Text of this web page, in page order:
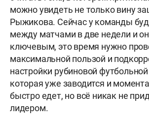
можно увидеть не только вину
Рыжикова. Сейчас у команды
между матчами в две недели и
ключевым, это время нужно
максимальной пользой и
настройки рубиновой
которая уже заводится и
быстро едет, но всё никак не
лидером.